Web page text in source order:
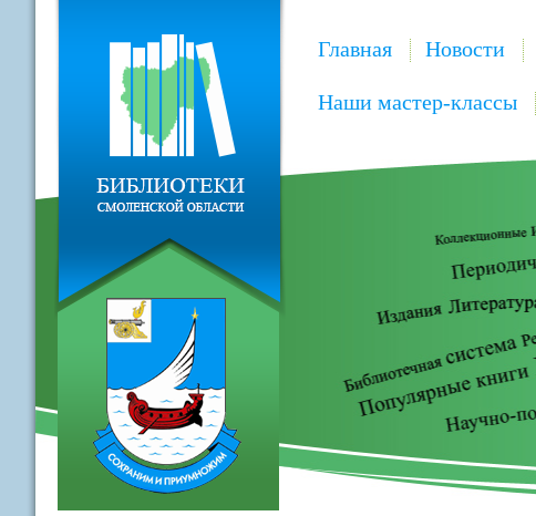
Главная Новости
Наши мастер-классы